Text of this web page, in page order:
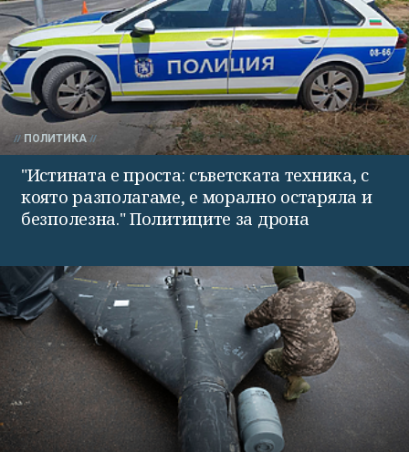
ПОЛИТИКА
"Истината е проста: съветската техника, с
която разполагаме, е морално остаряла и
безполезна." Политиците за дрона